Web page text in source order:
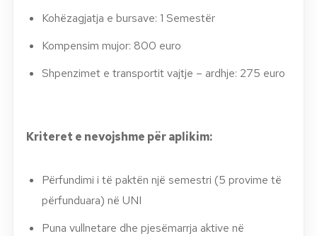
Kohëzagjatja e bursave: 1 Semestër
Kompensim mujor: 800 euro
Shpenzimet e transportit vajtje – ardhje: 275 euro
Kriteret e nevojshme për aplikim:
Përfundimi i të paktën një semestri (5 provime të
përfunduara) në UNI
Puna vullnetare dhe pjesëmarrja aktive në